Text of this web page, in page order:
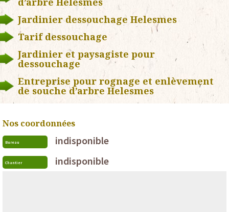
Jardinier dessouchage Helesmes
Tarif dessouchage
Jardinier et paysagiste pour
dessouchage
Entreprise pour rognage et enlèvement
de souche d’arbre Helesmes
Nos coordonnées
Bureau indisponible
Chantier indisponible